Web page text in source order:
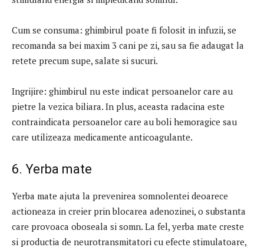
Cum se consuma: ghimbirul poate fi folosit in infuzii, se
recomanda sa bei maxim 3 cani pe zi, sau sa fie adaugat la
retete precum supe, salate si sucuri.
Ingrijire: ghimbirul nu este indicat persoanelor care au
pietre la vezica biliara. In plus, aceasta radacina este
contraindicata persoanelor care au boli hemoragice sau
care utilizeaza medicamente anticoagulante.
6. Yerba mate
Yerba mate ajuta la prevenirea somnolentei deoarece
actioneaza in creier prin blocarea adenozinei, o substanta
care provoaca oboseala si somn. La fel, yerba mate creste
si productia de neurotransmitatori cu efecte stimulatoare,